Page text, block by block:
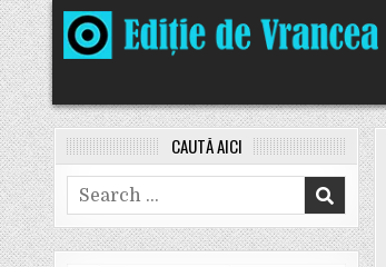
Skip
to
content
CAUTĂ AICI
Search
for: